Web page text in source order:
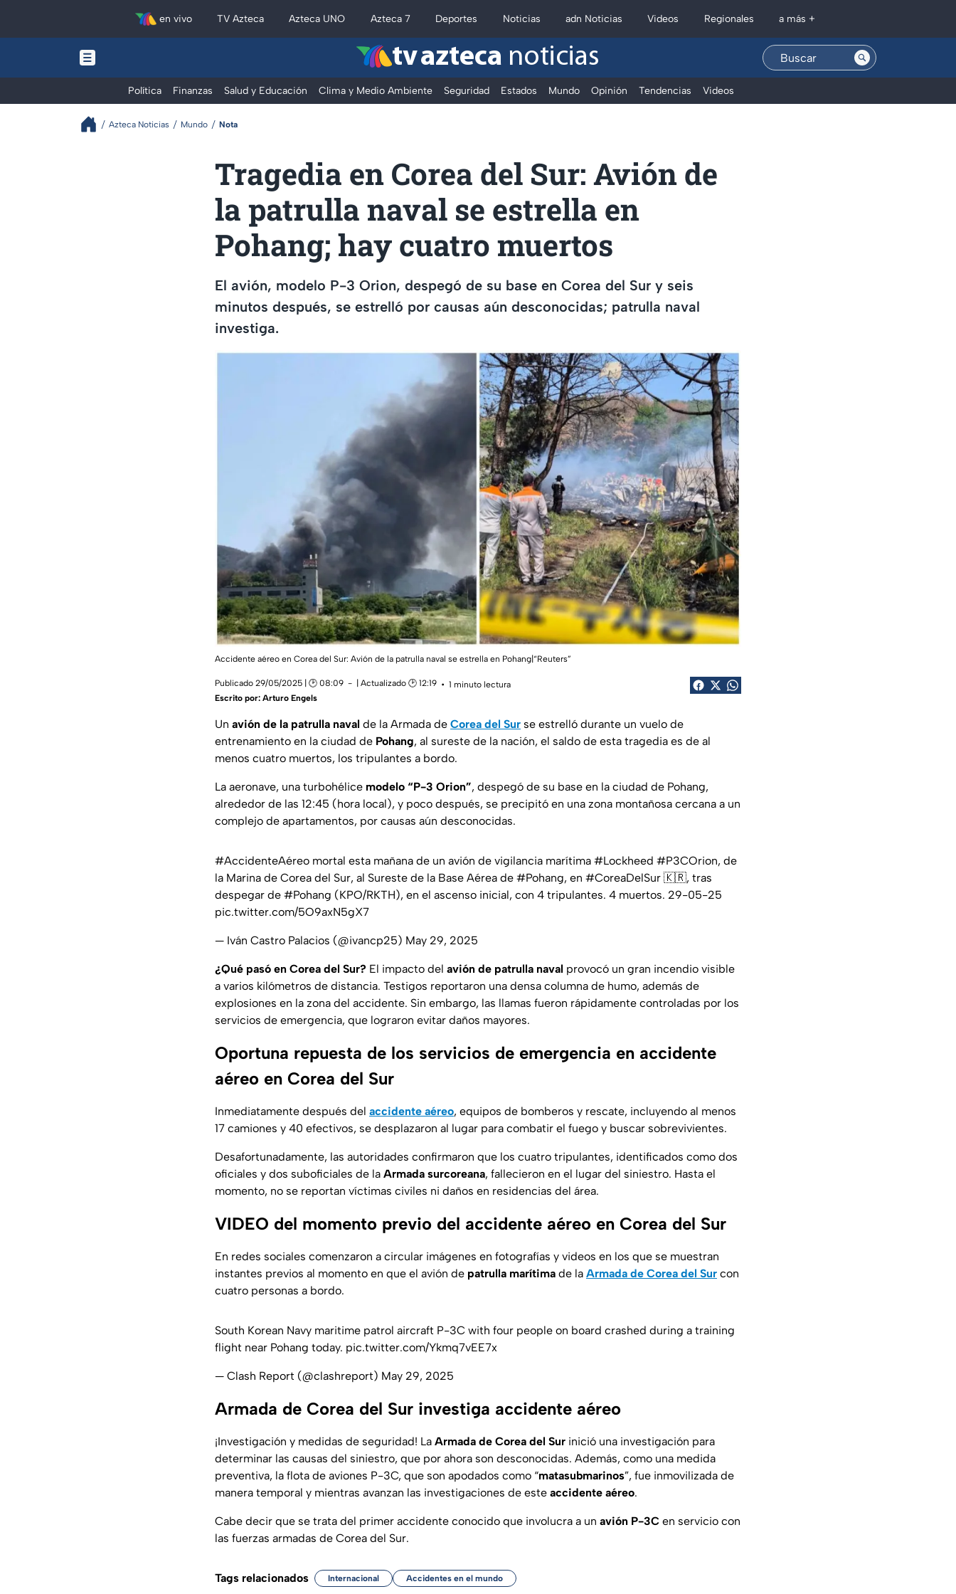
en vivo TV Azteca Azteca UNO Azteca 7 Deportes Noticias adn Noticias Videos Regionales a más +
tv azteca noticias
Política Finanzas Salud y Educación Clima y Medio Ambiente Seguridad Estados Mundo Opinión Tendencias Videos
Azteca Noticias Mundo Nota
Tragedia en Corea del Sur: Avión de
la patrulla naval se estrella en
Pohang; hay cuatro muertos
El avión, modelo P-3 Orion, despegó de su base en Corea del Sur y seis
minutos después, se estrelló por causas aún desconocidas; patrulla naval
investiga.
Accidente aéreo en Corea del Sur: Avión de la patrulla naval se estrella en Pohang|“Reuters”
Publicado 29/05/2025 | 🕑 08:09 | Actualizado 🕑 12:19
1 minuto lectura
Escrito por: Arturo Engels
Un avión de la patrulla naval de la Armada de Corea del Sur se estrelló durante un vuelo de
entrenamiento en la ciudad de Pohang, al sureste de la nación, el saldo de esta tragedia es de al
menos cuatro muertos, los tripulantes a bordo.
La aeronave, una turbohélice modelo “P-3 Orion”, despegó de su base en la ciudad de Pohang,
alrededor de las 12:45 (hora local), y poco después, se precipitó en una zona montañosa cercana a un
complejo de apartamentos, por causas aún desconocidas.
#AccidenteAéreo mortal esta mañana de un avión de vigilancia marítima #Lockheed #P3COrion, de
la Marina de Corea del Sur, al Sureste de la Base Aérea de #Pohang, en #CoreaDelSur 🇰🇷, tras
despegar de #Pohang (KPO/RKTH), en el ascenso inicial, con 4 tripulantes. 4 muertos. 29-05-25
pic.twitter.com/5O9axN5gX7
— Iván Castro Palacios (@ivancp25) May 29, 2025
¿Qué pasó en Corea del Sur? El impacto del avión de patrulla naval provocó un gran incendio visible
a varios kilómetros de distancia. Testigos reportaron una densa columna de humo, además de
explosiones en la zona del accidente. Sin embargo, las llamas fueron rápidamente controladas por los
servicios de emergencia, que lograron evitar daños mayores.
Oportuna repuesta de los servicios de emergencia en accidente
aéreo en Corea del Sur
Inmediatamente después del accidente aéreo, equipos de bomberos y rescate, incluyendo al menos
17 camiones y 40 efectivos, se desplazaron al lugar para combatir el fuego y buscar sobrevivientes.
Desafortunadamente, las autoridades confirmaron que los cuatro tripulantes, identificados como dos
oficiales y dos suboficiales de la Armada surcoreana, fallecieron en el lugar del siniestro. Hasta el
momento, no se reportan víctimas civiles ni daños en residencias del área.
VIDEO del momento previo del accidente aéreo en Corea del Sur
En redes sociales comenzaron a circular imágenes en fotografías y videos en los que se muestran
instantes previos al momento en que el avión de patrulla marítima de la Armada de Corea del Sur con
cuatro personas a bordo.
South Korean Navy maritime patrol aircraft P-3C with four people on board crashed during a training
flight near Pohang today. pic.twitter.com/Ykmq7vEE7x
— Clash Report (@clashreport) May 29, 2025
Armada de Corea del Sur investiga accidente aéreo
¡Investigación y medidas de seguridad! La Armada de Corea del Sur inició una investigación para
determinar las causas del siniestro, que por ahora son desconocidas. Además, como una medida
preventiva, la flota de aviones P-3C, que son apodados como “matasubmarinos”, fue inmovilizada de
manera temporal y mientras avanzan las investigaciones de este accidente aéreo.
Cabe decir que se trata del primer accidente conocido que involucra a un avión P-3C en servicio con
las fuerzas armadas de Corea del Sur.
Tags relacionados Internacional Accidentes en el mundo